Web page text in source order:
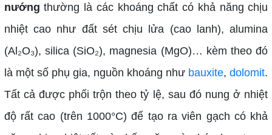
nướngthường là các khoáng chất có khả năng chịu
nhiệt cao như đất sét chịu lửa (cao lanh), alumina
(Al₂O₃), silica (SiO₂), magnesia (MgO)… kèm theo đó
là một số phụ gia, nguồn khoáng như bauxite,dolomit.
Tất cả được phối trộn theo tỷ lệ, sau đó nung ở nhiệt
độ rất cao (trên 1000°C) để tạo ra viên gạch có khả